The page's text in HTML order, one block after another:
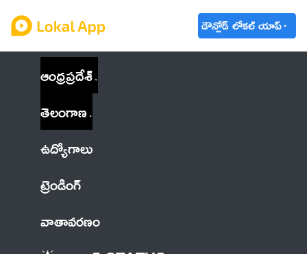
డౌన్లోడ్ లోకల్ యాప్
ఆంధ్రప్రదేశ్
తెలంగాణ
ఉద్యోగాలు
ట్రెండింగ్
వాతావరణం